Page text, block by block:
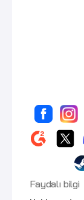
Faydalı bilgi